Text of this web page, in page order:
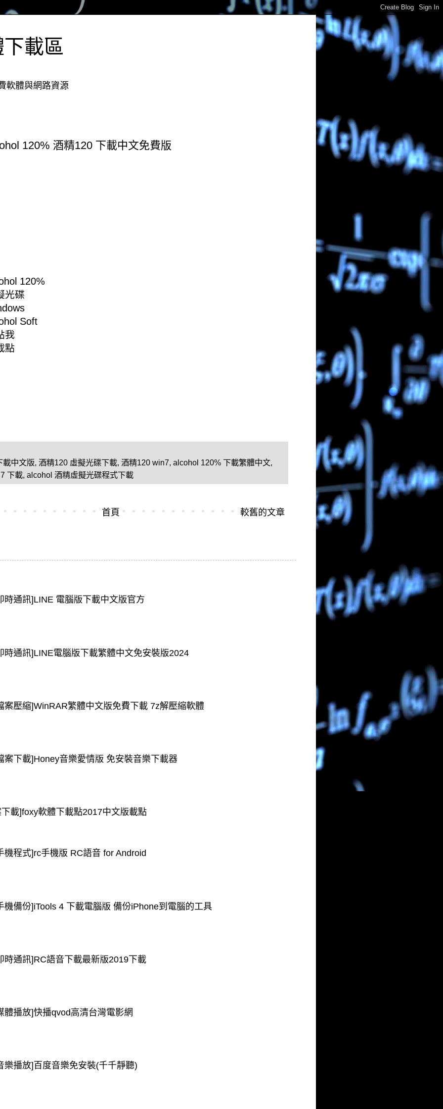
載區
軟體與網路資源
120% 酒精120 下載中文免費版
120%
光碟
Soft
我
點
載中文版, 酒精120 虛擬光碟下載, 酒精120 win7, alcohol 120% 下載繁體中文,
下載, alcohol 酒精虛擬光碟程式下載
較舊的文章
首頁
時通訊]LINE 電腦版下載中文版官方
時通訊]LINE電腦版下載繁體中文免安裝版2024
案壓縮]WinRAR繁體中文版免費下載 7z解壓縮軟體
案下載]Honey音樂愛情版 免安裝音樂下載器
載]foxy軟體下載點2017中文版載點
機程式]rc手機版 RC語音 for Android
機備份]iTools 4 下載電腦版 備份iPhone到電腦的工具
時通訊]RC語音下載最新版2019下載
體播放]快播qvod高清台灣電影網
樂播放]百度音樂免安裝(千千靜聽)